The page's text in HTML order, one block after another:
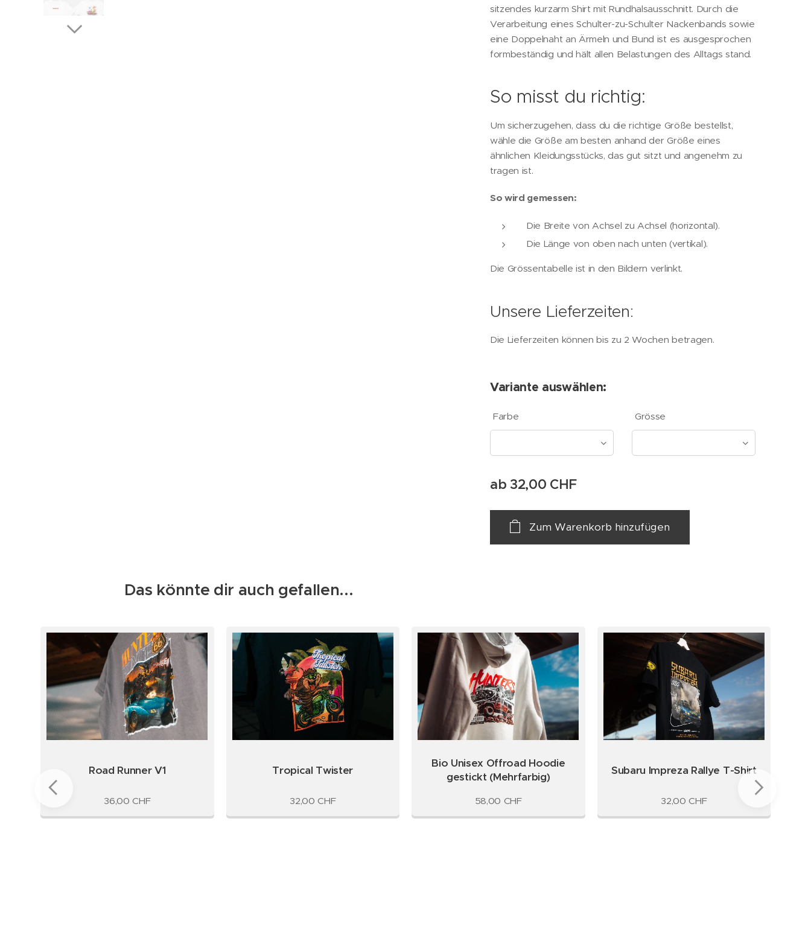
sitzendes kurzarm Shirt mit Rundhalsausschnitt. Durch die
Verarbeitung eines Schulter-zu-Schulter Nackenbands sowie
eine Doppelnaht an Ärmeln und Bund ist es ausgesprochen
formbeständig und hält allen Belastungen des Alltags stand.
So misst du richtig:
Um sicherzugehen, dass du die richtige Größe bestellst,
wähle die Größe am besten anhand der Größe eines
ähnlichen Kleidungsstücks, das gut sitzt und angenehm zu
tragen ist.
So wird gemessen:
Die Breite von Achsel zu Achsel (horizontal).
Die Länge von oben nach unten (vertikal).
Die Grössentabelle ist in den Bildern verlinkt.
Unsere Lieferzeiten:
Die Lieferzeiten können bis zu 2 Wochen betragen.
Variante auswählen:
Farbe Grösse
ab 32,00 CHF
Zum Warenkorb hinzufügen
Das könnte dir auch gefallen...
Road Runner V1
36,00 CHF
Tropical Twister
32,00 CHF
Bio Unisex Offroad Hoodie
gestickt (Mehrfarbig)
58,00 CHF
Subaru Impreza Rallye T-Shirt
32,00 CHF